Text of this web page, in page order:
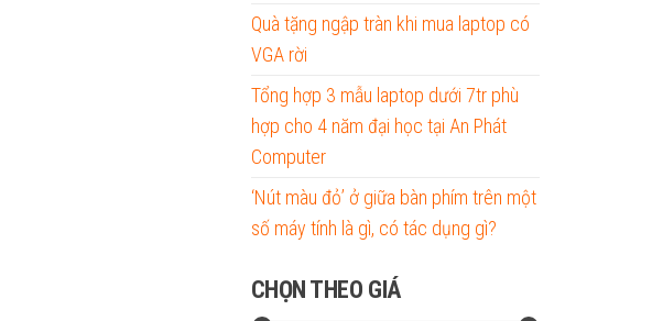
Quà tặng ngập tràn khi mua laptop có
VGA rời
Tổng hợp 3 mẫu laptop dưới 7tr phù
hợp cho 4 năm đại học tại An Phát
Computer
‘Nút màu đỏ’ ở giữa bàn phím trên một
số máy tính là gì, có tác dụng gì?
CHỌN THEO GIÁ